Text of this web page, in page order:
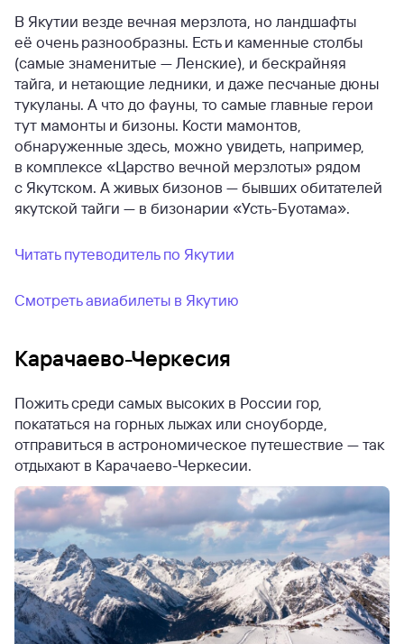
В Якутии везде вечная мерзлота, но ландшафты
её очень разнообразны. Есть и каменные столбы
(самые знаменитые — Ленские), и бескрайняя
тайга, и нетающие ледники, и даже песчаные дюны
тукуланы. А что до фауны, то самые главные герои
тут мамонты и бизоны. Кости мамонтов,
обнаруженные здесь, можно увидеть, например,
в комплексе «Царство вечной мерзлоты» рядом
с Якутском. А живых бизонов — бывших обитателей
якутской тайги — в бизонарии «Усть-Буотама».
Читать путеводитель по Якутии
Смотреть авиабилеты в Якутию
Карачаево-Черкесия
Пожить среди самых высоких в России гор,
покататься на горных лыжах или сноуборде,
отправиться в астрономическое путешествие — так
отдыхают в Карачаево-Черкесии.